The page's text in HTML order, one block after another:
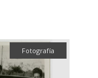
Fotografía